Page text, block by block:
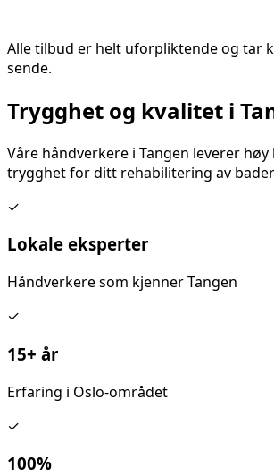
Alle tilbud er helt uforpliktende og tar
sende.
Trygghet og kvalitet i
Våre håndverkere i Tangen leverer høy
trygghet for ditt rehabilitering av
✓
Lokale eksperter
Håndverkere som kjennerTangen
✓
15+ år
Erfaring i Oslo-området
✓
100%